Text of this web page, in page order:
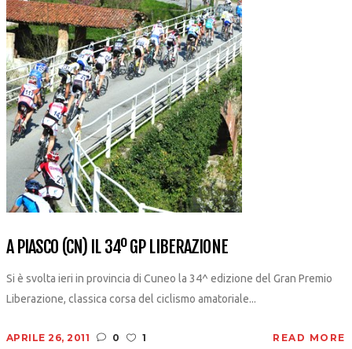
A PIASCO (CN) IL 34º GP LIBERAZIONE
Si è svolta ieri in provincia di Cuneo la 34^ edizione del Gran Premio
Liberazione, classica corsa del ciclismo amatoriale...
APRILE 26, 2011 0 1 READ MORE